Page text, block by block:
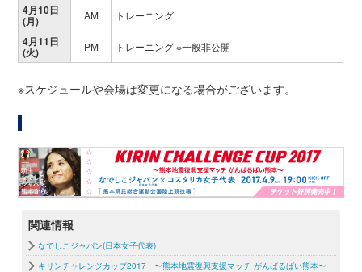
4月10日
(月) AM トレーニング
4月11日
(火) PM トレーニング ※一般非公開
※スケジュールや会場は変更になる場合がございます。
関連情報
なでしこジャパン(日本女子代表)
キリンチャレンジカップ2017 〜熊本地震復興支援マッチ がんばるばい熊本〜